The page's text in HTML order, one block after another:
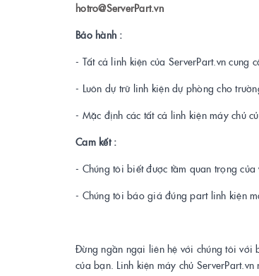
hotro@ServerPart.vn
Bảo hành :
- Tất cả linh kiện của ServerPart.vn
- Luôn dự trữ linh kiện dự phòng cho
- Mặc định các tất cả linh kiện máy chủ
Cam kết :
- Chúng tôi biết được tầm quan trọng
- Chúng tôi báo giá đúng part linh kiện
Đừng ngần ngại liên hệ với chúng tôi với
của bạn. Linh kiện máy chủ